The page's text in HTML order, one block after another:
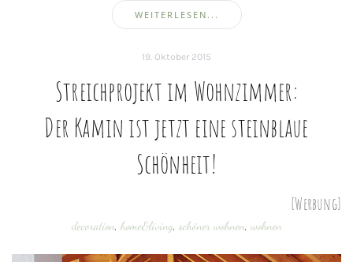
WEITERLESEN...
19. Oktober 2015
Streichprojekt im Wohnzimmer:
Der Kamin ist jetzt eine steinblaue
Schönheit!
{Werbung}
decoration, home&living, schöner wohnen, wohnen